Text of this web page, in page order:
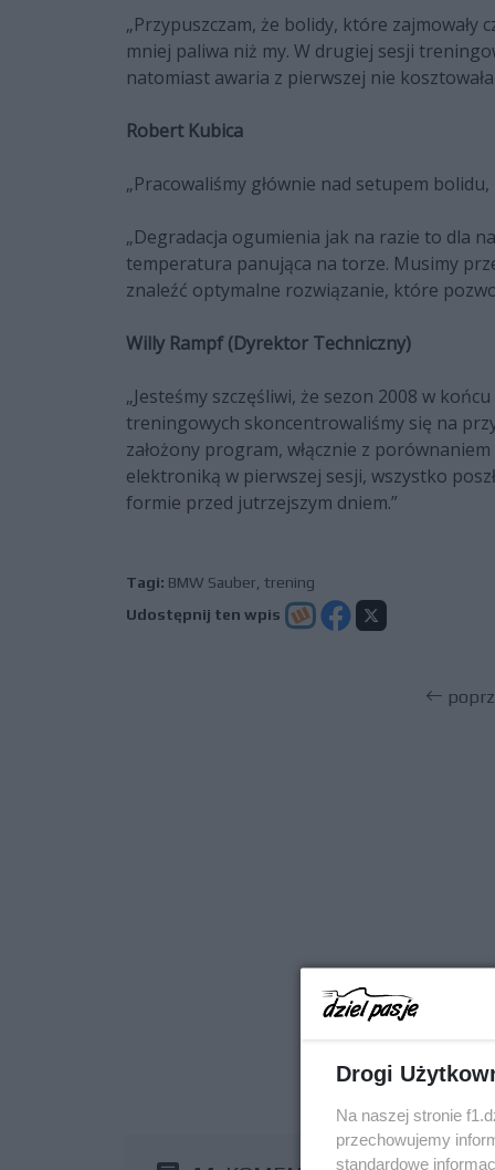
„Przypuszczam, że bolidy, które zajmowały
mniej paliwa niż my. W drugiej sesji
natomiast awaria z pierwszej nie
Robert Kubica
„Pracowaliśmy głównie nad setupem
„Degradacja ogumienia jak na razie to dla
temperatura panująca na torze. Musimy
znaleźć optymalne rozwiązanie, które
Willy Rampf (Dyrektor Techniczny)
„Jesteśmy szczęśliwi, że sezon 2008 w
treningowych skoncentrowaliśmy się na
założony program, włącznie z
elektroniką w pierwszej sesji, wszystko
formie przed jutrzejszym dniem.”
Tagi: BMW Sauber trening
Udostępnij ten wpis
Drogi
Na naszej stronie
przechowujemy
standardowe